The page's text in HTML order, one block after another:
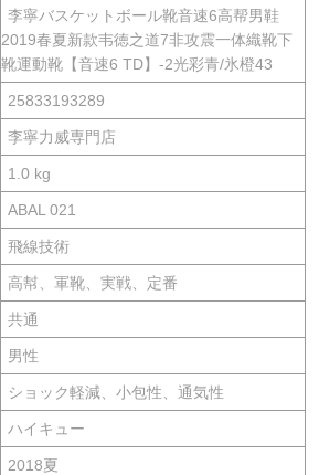
李寧バスケットボール靴音速6高帮男鞋
2019春夏新款韦徳之道7非攻震一体織靴下
靴運動靴【音速6 TD】-2光彩青/氷橙43
25833193289
李寧力威専門店
1.0 kg
ABAL 021
飛線技術
高幇、軍靴、実戦、定番
共通
男性
ショック軽減、小包性、通気性
ハイキュー
2018夏